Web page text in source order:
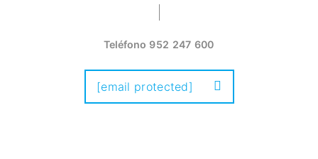
Teléfono 952 247 600
[email protected]